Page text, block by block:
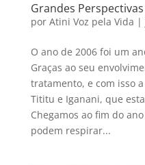
Grandes Perspectivas
por Atini Voz pela Vida |
O ano de 2006 foi um
Graças ao seu
tratamento, e com isso
Tititu e Iganani, que
Chegamos ao fim do
podem respirar...